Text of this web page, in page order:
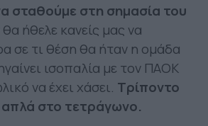
σταθούμε στη σημασία του
ήθελε κανείς μας να
σε τι θέση θα ήταν η ομάδα
ισοπαλία με τον ΠΑΟΚ
να έχει χάσει. Τρίποντο
στο τετράγωνο.